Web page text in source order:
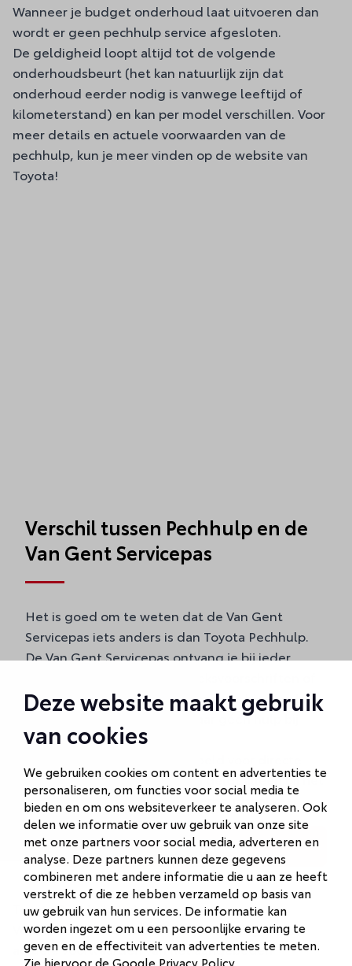
Deze website maakt gebruik
van cookies
We gebruiken cookies om content en advertenties te
personaliseren, om functies voor social media te
bieden en om ons websiteverkeer te analyseren. Ook
delen we informatie over uw gebruik van onze site
met onze partners voor social media, adverteren en
analyse. Deze partners kunnen deze gegevens
combineren met andere informatie die u aan ze heeft
verstrekt of die ze hebben verzameld op basis van
uw gebruik van hun services. De informatie kan
worden ingezet om u een persoonlijke ervaring te
geven en de effectiviteit van advertenties te meten.
Zie hiervoor deGoogle Privacy Policy.
Wanneer je budget onderhoud laat uitvoeren dan
wordt er geen pechhulp service afgesloten.
De geldigheid loopt altijd tot de volgende
onderhoudsbeurt (het kan natuurlijk zijn dat
onderhoud eerder nodig is vanwege leeftijd of
kilometerstand) en kan per model verschillen. Voor
meer details en actuele voorwaarden van de
pechhulp, kun je meer vinden op de website van
Toyota!
Verschil tussen Pechhulp en de
Van Gent Servicepas
Het is goed om te weten dat de Van Gent
Servicepas iets anders is dan Toyota Pechhulp.
De Van Gent Servicepas ontvang je bij ieder
bij aanschaf van een auto. Deze pasbiedt vele
, maar géén hulp bij
pech onderweg.
ondersteuning onderweg en geldt alleen bij het
Standaard en Compleet onderhoudspakket.
Ontdek de voordelen!
Toyota Pechhulp hulpverlening
Voor meer details over de hulpverlening en de
actuele voorwaarden van het aangeboden